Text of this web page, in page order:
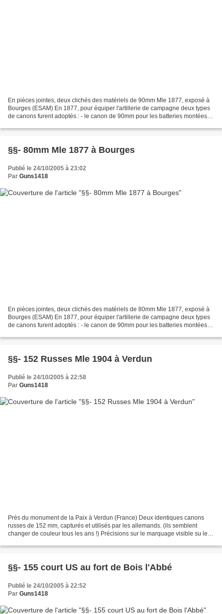
En pièces jointes, deux clichés des matériels de 90mm Mle 1877, exposé à
Bourges (ESAM) En 1877, pour équiper l'artillerie de campagne deux types
de canons furent adoptés : - le canon de 90mm pour les batteries montées, -
§§- 80mm Mle 1877 à Bourges
Publié le 24/10/2005 à 23:02
Par Guns1418
En pièces jointes, deux clichés des matériels de 80mm Mle 1877, exposé à
Bourges (ESAM) En 1877, pour équiper l'artillerie de campagne deux types
de canons furent adoptés : - le canon de 90mm pour les batteries montées, -
§§- 152 Russes Mle 1904 à Verdun
Publié le 24/10/2005 à 22:58
Par Guns1418
Près du monument de la Paix à Verdun (France) Deux identiques canons
russes de 152 mm, capturés et utilisés par les allemands. (ils semblent
changer de couleur tous les ans !) Précisions sur le marquage visible su les
§§- 155 court US au fort de Bois l'Abbé
Publié le 24/10/2005 à 22:52
Par Guns1418